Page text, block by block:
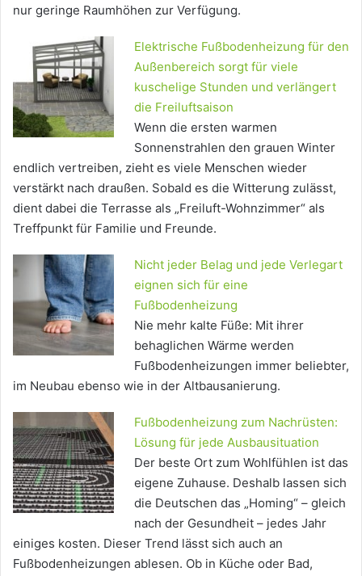
nur geringe Raumhöhen zur Verfügung.
Elektrische Fußbodenheizung für den
Außenbereich sorgt für viele
kuschelige Stunden und verlängert
die Freiluftsaison
Wenn die ersten warmen
Sonnenstrahlen den grauen Winter
endlich vertreiben, zieht es viele Menschen wieder
verstärkt nach draußen. Sobald es die Witterung zulässt,
dient dabei die Terrasse als „Freiluft-Wohnzimmer“ als
Treffpunkt für Familie und Freunde.
Nicht jeder Belag und jede Verlegart
eignen sich für eine
Fußbodenheizung
Nie mehr kalte Füße: Mit ihrer
behaglichen Wärme werden
Fußbodenheizungen immer beliebter,
im Neubau ebenso wie in der Altbausanierung.
Fußbodenheizung zum Nachrüsten:
Lösung für jede Ausbausituation
Der beste Ort zum Wohlfühlen ist das
eigene Zuhause. Deshalb lassen sich
die Deutschen das „Homing“ – gleich
nach der Gesundheit – jedes Jahr
einiges kosten. Dieser Trend lässt sich auch an
Fußbodenheizungen ablesen. Ob in Küche oder Bad,